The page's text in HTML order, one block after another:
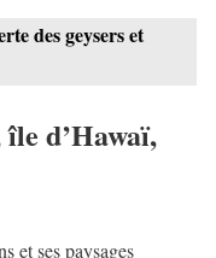
des geysers et
d’Hawaï,
et ses paysages